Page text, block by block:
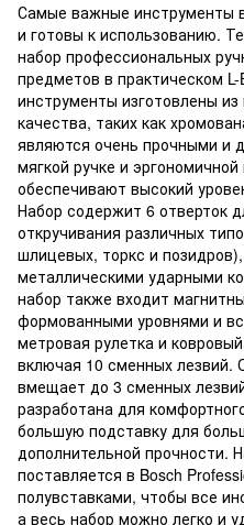
Самые важные инструменты
и готовы к использованию.
набор профессиональных
предметов в практическом
инструменты изготовлены
качества, таких как
являются очень прочными и
мягкой ручке и
обеспечивают высокий
Набор содержит 6 отверток
откручивания различных
шлицевых, торкс и
металлическими ударными
набор также входит
формованными уровнями и
метровая рулетка и
включая 10 сменных лезвий.
вмещает до 3 сменных
разработана для
большую подставку для
дополнительной прочности.
поставляется в Bosch
полувставками, чтобы все
а весь набор можно легко и